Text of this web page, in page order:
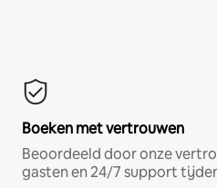
Boeken met vertrouwen
Beoordeeld door onze
gasten en 24/7 support